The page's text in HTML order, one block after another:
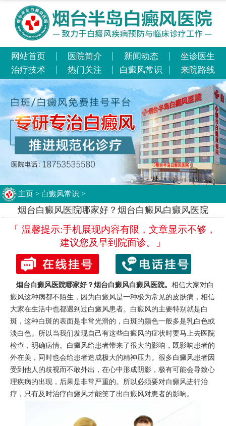
网站首页 医院简介 新闻动态
坐诊医生
治疗技术
热门关注 白癜风常识 来院路线
主页 > 白癜风常识 >
烟台白癜风医院哪家好？烟台白癜风白癜风医院
「 温馨提示:手机展现内容有限，文章显示不够，
建议您及早到院面诊。」
烟台白癜风医院哪家好？ 烟台白癜风白癜风医院。 相信大家对白
癜风这种病都不陌生，因为白癜风是一种极为常见的皮肤病，相信
大家在生活中也都遇到过白癜风患者。白癜风的主要特别就是白
斑，这种白斑的表面是非常光滑的，白斑的颜色一般多是乳白色或
淡白色。所以当我们发现自己有这些白癜风的症状时要马上去医院
检查，明确病情。白癜风给患者带来了很大的影响，既影响患者的
外在美，同时也会给患者造成极大的精神压力。很多白癜风患者因
受到他人的歧视而不敢外出，在心中形成阴影，极有可能会导致心
理疾病的出现，后果是非常严重的。所以必须要对白癜风进行治
疗，只有及时治疗白癜风才能笑了出白癜风对患者的影响。